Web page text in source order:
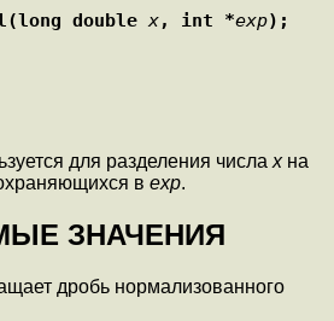
double x, int *exp);
для разделения числа xна
в exp.
ЗНАЧЕНИЯ
дробь нормализованного